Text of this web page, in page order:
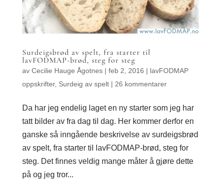
Surdeigsbrød av spelt, fra starter til
lavFODMAP-brød, steg for steg
av Cecilie Hauge Ågotnes| feb 2, 2016 | lavFODMAP
oppskrifter, Surdeig av spelt| 26 kommentarer
Da har jeg endelig laget en ny starter som jeg har
tatt bilder av fra dag til dag. Her kommer derfor en
ganske så inngående beskrivelse av surdeigsbrød
av spelt, fra starter til lavFODMAP-brød, steg for
steg. Det finnes veldig mange måter å gjøre dette
på og jeg tror...